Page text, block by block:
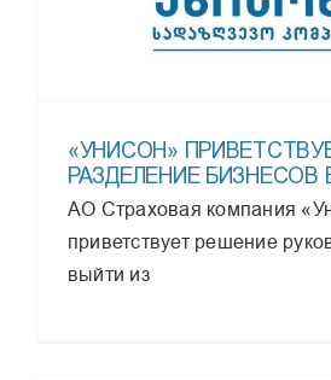
«УНИСОН»
РАЗДЕЛЕНИЕ БИЗНЕСОВ
АО Страховая компания
приветствует решение
выйти из